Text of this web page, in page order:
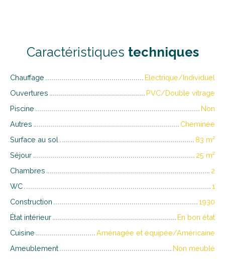
Caractéristiques techniques
Chauffage
Electrique/Individuel
Ouvertures
PVC/Double vitrage
Piscine
Non
Autres
Cheminée
Surface au sol
83 m²
Séjour
25 m²
Chambres
2
WC
1
Construction
1930
État intérieur
En bon état
Cuisine
Aménagée et équipée/Américaine
Ameublement
Non meublé